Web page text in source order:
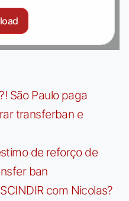
São Paulo paga
transferban e
de reforço de
ban
com Nicolas?